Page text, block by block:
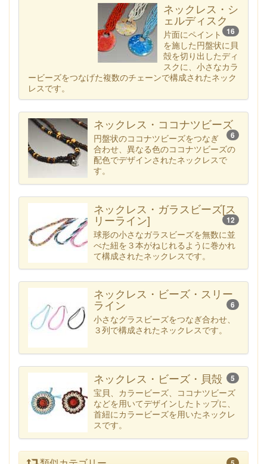
ネックレス・シ
ェルディスク
16
片面にペイント
を施した円盤状に貝
殻を切り出したディ
スクに、小さなカラ
ービーズをつなげた複数のチェーンで構成されたネック
レスです。
ネックレス・ココナツビーズ
6
円盤状のココナツビーズをつなぎ
合わせ、異なる色のココナツビーズの
配色でデザインされたネックレスで
す。
ネックレス・ガラスビーズ[ス
リーライン] 12
球形の小さなガラスビーズを無数に並
べた紐を３本がねじれるように巻かれ
て構成されたネックレスです。
ネックレス・ビーズ・スリー
ライン 6
小さなグラスビーズをつなぎ合わせ、
３列で構成されたネックレスです。
ネックレス・ビーズ・貝殻 5
宝貝、カラービーズ、ココナツビーズ
などを用いてデザインしたトップに、
首紐にカラービーズを用いたネックレ
スです。